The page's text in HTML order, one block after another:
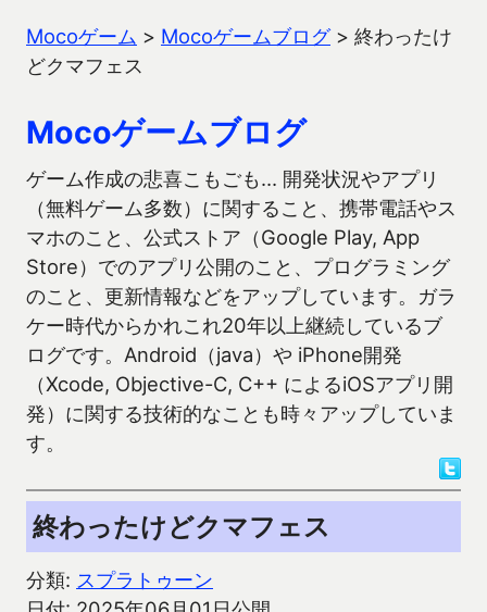
Mocoゲーム > Mocoゲームブログ> 終わったけ
どクマフェス
Mocoゲームブログ
ゲーム作成の悲喜こもごも… 開発状況やアプリ
（無料ゲーム多数）に関すること、携帯電話やス
マホのこと、公式ストア（Google Play, App
Store）でのアプリ公開のこと、プログラミング
のこと、更新情報などをアップしています。ガラ
ケー時代からかれこれ20年以上継続しているブ
ログです。Android（java）や iPhone開発
（Xcode, Objective-C, C++ によるiOSアプリ開
発）に関する技術的なことも時々アップしていま
す。
終わったけどクマフェス
分類: スプラトゥーン